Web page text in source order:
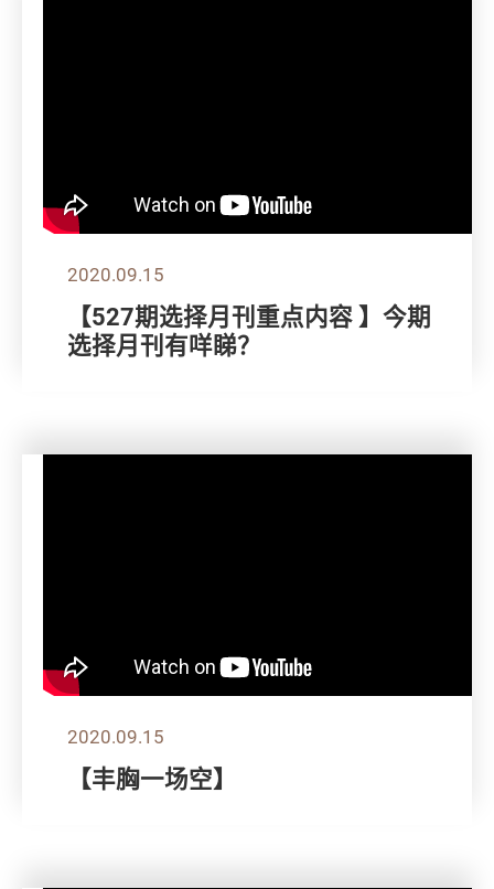
2020.09.15
【527期选择月刊重点内容 】今期
选择月刊有咩睇？
2020.09.15
【丰胸一场空】